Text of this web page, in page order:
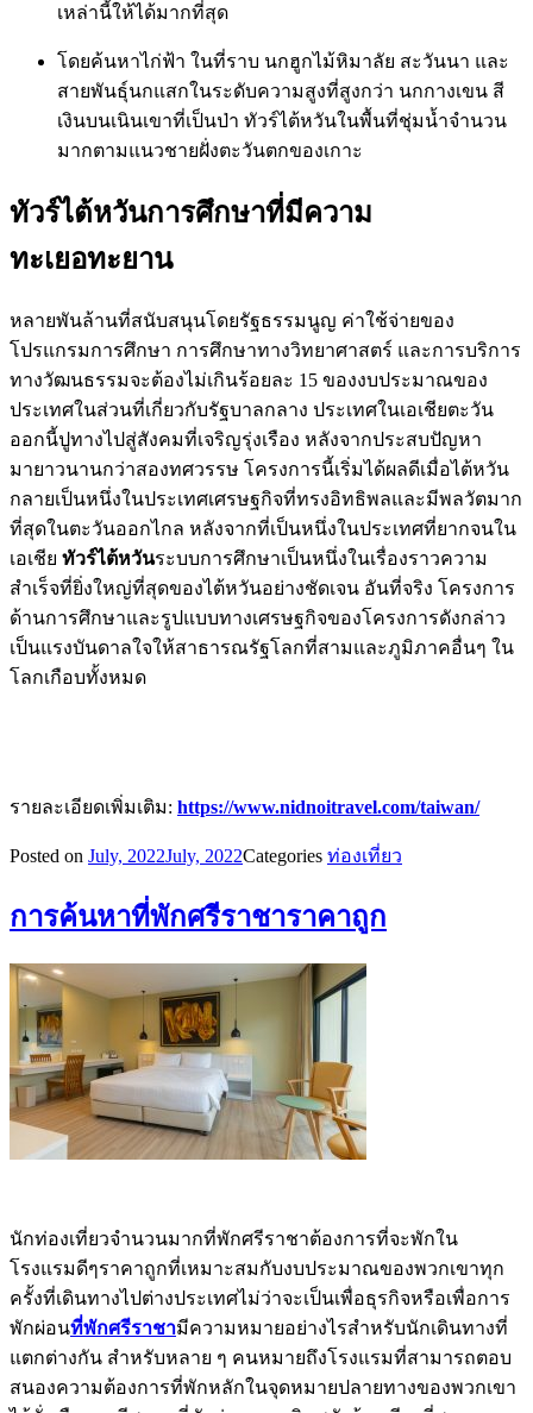
เหล่านี้ให้ได้มากที่สุด
โดยค้นหาไก่ฟ้า ในที่ราบ นกฮูกไม้หิมาลัย สะวันนา และ
สายพันธุ์นกแสกในระดับความสูงที่สูงกว่า นกกางเขน สี
เงินบนเนินเขาที่เป็นป่า ทัวร์ไต้หวันในพื้นที่ชุ่มน้ำจำนวน
มากตามแนวชายฝั่งตะวันตกของเกาะ
ทัวร์ไต้หวันการศึกษาที่มีความ
ทะเยอทะยาน
หลายพันล้านที่สนับสนุนโดยรัฐธรรมนูญ ค่าใช้จ่ายของ
โปรแกรมการศึกษา การศึกษาทางวิทยาศาสตร์ และการบริการ
ทางวัฒนธรรมจะต้องไม่เกินร้อยละ 15 ของงบประมาณของ
ประเทศในส่วนที่เกี่ยวกับรัฐบาลกลาง ประเทศในเอเชียตะวัน
ออกนี้ปูทางไปสู่สังคมที่เจริญรุ่งเรือง หลังจากประสบปัญหา
มายาวนานกว่าสองทศวรรษ โครงการนี้เริ่มได้ผลดีเมื่อไต้หวัน
กลายเป็นหนึ่งในประเทศเศรษฐกิจที่ทรงอิทธิพลและมีพลวัตมาก
ที่สุดในตะวันออกไกล หลังจากที่เป็นหนึ่งในประเทศที่ยากจนใน
เอเชีย ทัวร์ไต้หวันระบบการศึกษาเป็นหนึ่งในเรื่องราวความ
สำเร็จที่ยิ่งใหญ่ที่สุดของไต้หวันอย่างชัดเจน อันที่จริง โครงการ
ด้านการศึกษาและรูปแบบทางเศรษฐกิจของโครงการดังกล่าว
เป็นแรงบันดาลใจให้สาธารณรัฐโลกที่สามและภูมิภาคอื่นๆ ใน
โลกเกือบทั้งหมด
รายละเอียดเพิ่มเติม: https://www.nidnoitravel.com/taiwan/
Posted on July, 2022July, 2022Categories ท่องเที่ยว
การค้นหาที่พักศรีราชาราคาถูก
นักท่องเที่ยวจำนวนมากที่พักศรีราชาต้องการที่จะพักใน
โรงแรมดีๆราคาถูกที่เหมาะสมกับงบประมาณของพวกเขาทุก
ครั้งที่เดินทางไปต่างประเทศไม่ว่าจะเป็นเพื่อธุรกิจหรือเพื่อการ
พักผ่อนที่พักศรีราชามีความหมายอย่างไรสำหรับนักเดินทางที่
แตกต่างกัน สำหรับหลาย ๆ คนหมายถึงโรงแรมที่สามารถตอบ
สนองความต้องการที่พักหลักในจุดหมายปลายทางของพวกเขา